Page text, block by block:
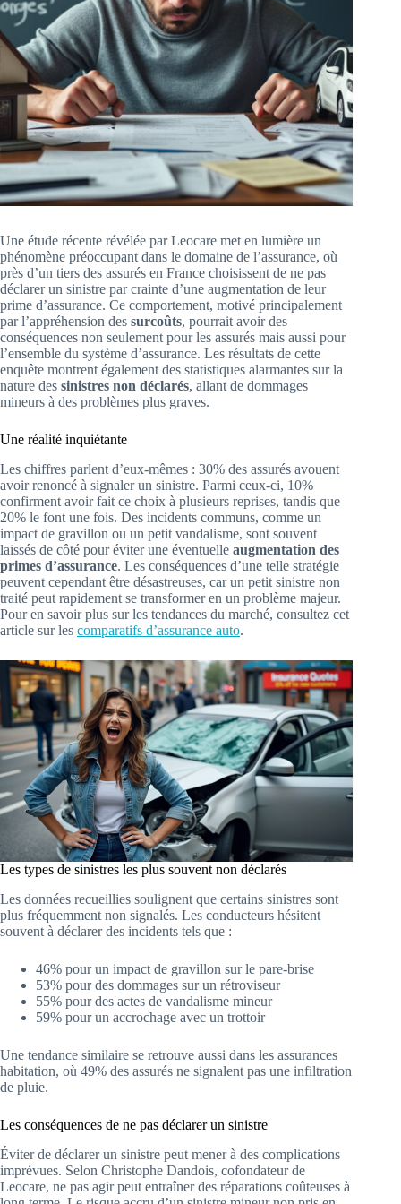
Une étude récente révélée par Leocare met en lumière un
phénomène préoccupant dans le domaine de l’assurance, où
près d’un tiers des assurés en France choisissent de ne pas
déclarer un sinistre par crainte d’une augmentation de leur
prime d’assurance. Ce comportement, motivé principalement
par l’appréhension des surcoûts, pourrait avoir des
conséquences non seulement pour les assurés mais aussi pour
l’ensemble du système d’assurance. Les résultats de cette
enquête montrent également des statistiques alarmantes sur la
nature des sinistres non déclarés, allant de dommages
mineurs à des problèmes plus graves.
Une réalité inquiétante
Les chiffres parlent d’eux-mêmes : 30% des assurés avouent
avoir renoncé à signaler un sinistre. Parmi ceux-ci, 10%
confirment avoir fait ce choix à plusieurs reprises, tandis que
20% le font une fois. Des incidents communs, comme un
impact de gravillon ou un petit vandalisme, sont souvent
laissés de côté pour éviter une éventuelle augmentation des
primes d’assurance. Les conséquences d’une telle stratégie
peuvent cependant être désastreuses, car un petit sinistre non
traité peut rapidement se transformer en un problème majeur.
Pour en savoir plus sur les tendances du marché, consultez cet
article sur les comparatifs d’assurance auto.
Les types de sinistres les plus souvent non déclarés
Les données recueillies soulignent que certains sinistres sont
plus fréquemment non signalés. Les conducteurs hésitent
souvent à déclarer des incidents tels que :
46% pour un impact de gravillon sur le pare-brise
53% pour des dommages sur un rétroviseur
55% pour des actes de vandalisme mineur
59% pour un accrochage avec un trottoir
Une tendance similaire se retrouve aussi dans les assurances
habitation, où 49% des assurés ne signalent pas une infiltration
de pluie.
Les conséquences de ne pas déclarer un sinistre
Éviter de déclarer un sinistre peut mener à des complications
imprévues. Selon Christophe Dandois, cofondateur de
Leocare, ne pas agir peut entraîner des réparations coûteuses à